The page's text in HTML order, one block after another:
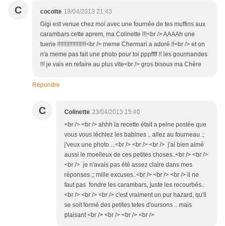
C cocotte 18/04/2013 21:43
Gigi est venue chez moi avec une fournée de tes muffins aux
carambars cette aprem, ma Colinette !!!<br /> AAAAh une
tuerie !!!!!!!!!!!!!!!!!!!<br /> meme Chermari a adoré !!<br /> et on
n'a meme pas fait une photo pour toi pppffff !! les gourmandes
!!! je vais en refaire au plus vite<br /> gros bisous ma Chère
Répondre
C Colinette 23/04/2013 15:40
<br /> <br /> ahhh la recette était a peine postée que
vous vous léchiez les babines .. allez au fourneau .;
j'veux une photo ...<br /> <br /> <br /> j'ai bien aimé
aussi le moelleux de ces petites choses..<br /> <br />
<br /> je n'avais pas été assez claire dans mes
réponses ;; mille excuses..<br /> <br /> <br /> il ne
faut pas fondre les carambars, juste les recourbés..
<br /> <br /> <br /> c'est vraiment un pur hazard, qu'il
se soit formé des petites tetes d'oursons .. mais
plaisant <br /> <br /> <br /> <br />